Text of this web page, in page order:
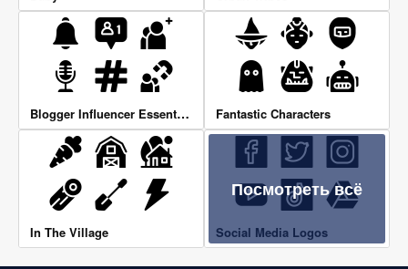
Blogger Influencer Essentials Fantastic Characters
In The Village
Посмотреть всё
Social Media Logos